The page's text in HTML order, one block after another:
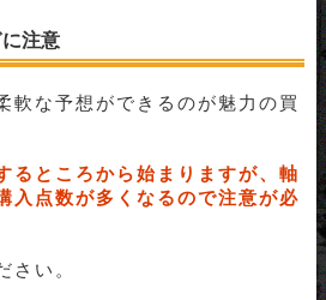
注意
軟な予想ができるのが魅力の買
るところから始まりますが、軸
入点数が多くなるので注意が必
さい。